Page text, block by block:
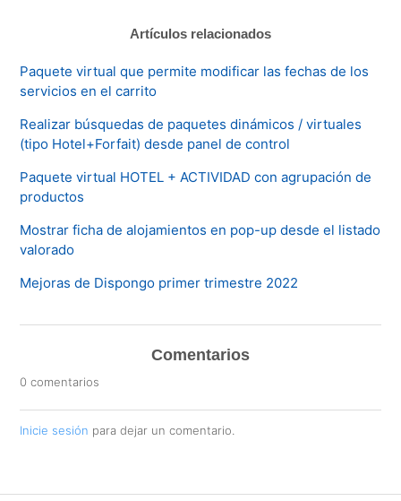
Artículos relacionados
Paquete virtual que permite modificar las fechas de los
servicios en el carrito
Realizar búsquedas de paquetes dinámicos / virtuales
(tipo Hotel+Forfait) desde panel de control
Paquete virtual HOTEL + ACTIVIDAD con agrupación de
productos
Mostrar ficha de alojamientos en pop-up desde el listado
valorado
Mejoras de Dispongo primer trimestre 2022
Comentarios
0 comentarios
Inicie sesión para dejar un comentario.